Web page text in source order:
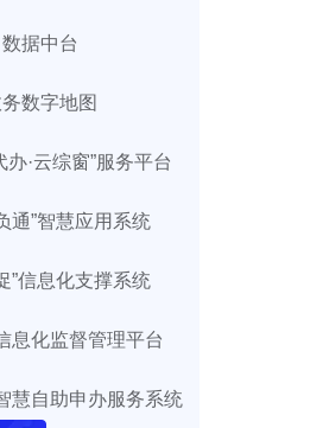
数据中台
数字地图
办·云综窗”服务平台
通”智慧应用系统
”信息化支撑系统
息化监督管理平台
慧自助申办服务系统